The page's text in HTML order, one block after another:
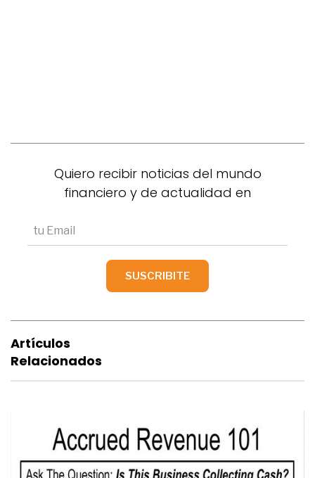
Quiero recibir noticias del mundo
financiero y de actualidad en
Artículos
Relacionados